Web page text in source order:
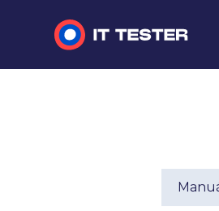
Automatizované
Interview otázky na